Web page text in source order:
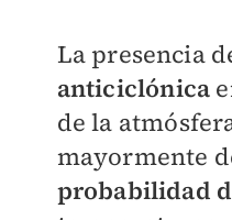
La presencia
anticiclónica
de la
mayormente
probabilidad